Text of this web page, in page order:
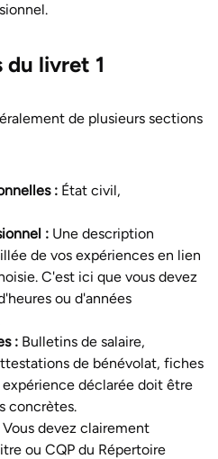
du livret 1
de plusieurs sections
: État civil,
: Une description
de vos expériences en lien
C'est ici que vous devez
ou d'années
: Bulletins de salaire,
de bénévolat, fiches
déclarée doit être
concrètes.
Vous devez clairement
ou CQP du Répertoire